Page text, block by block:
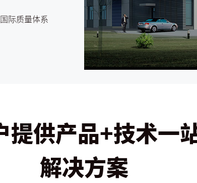
际质量体系
提供产品+技术一
解决方案